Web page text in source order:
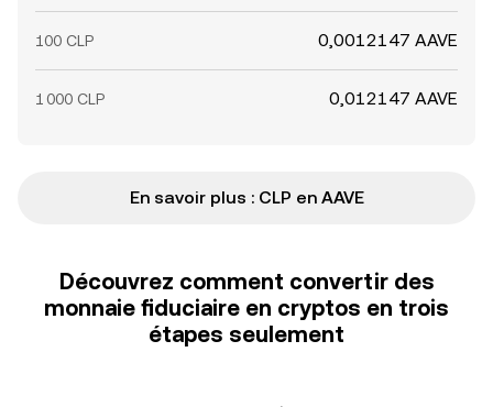
100 CLP 0,0012147 AAVE
1 000 CLP 0,012147 AAVE
En savoir plus : CLP en AAVE
Découvrez comment convertir des
monnaie fiduciaire en cryptos en trois
étapes seulement